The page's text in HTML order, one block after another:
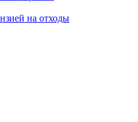
на отходы